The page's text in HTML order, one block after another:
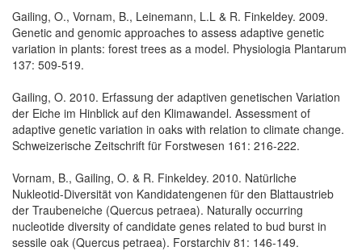
Gailing, O., Vornam, B., Leinemann, L.L & R. Finkeldey. 2009.
Genetic and genomic approaches to assess adaptive genetic
variation in plants: forest trees as a model. Physiologia Plantarum
137: 509-519.
Gailing, O. 2010. Erfassung der adaptiven genetischen Variation
der Eiche im Hinblick auf den Klimawandel. Assessment of
adaptive genetic variation in oaks with relation to climate change.
Schweizerische Zeitschrift für Forstwesen 161: 216-222.
Vornam, B., Gailing, O. & R. Finkeldey. 2010. Natürliche
Nukleotid-Diversität von Kandidatengenen für den Blattaustrieb
der Traubeneiche (Quercus petraea). Naturally occurring
nucleotide diversity of candidate genes related to bud burst in
sessile oak (Quercus petraea). Forstarchiv 81: 146-149.